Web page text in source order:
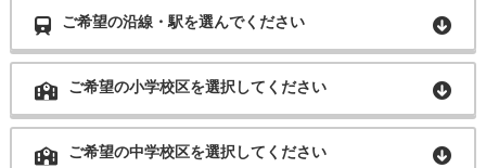
ご希望の沿線・駅を選んでください
ご希望の小学校区を選択してください
ご希望の中学校区を選択してください